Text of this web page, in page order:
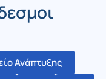
Ανάπτυξης